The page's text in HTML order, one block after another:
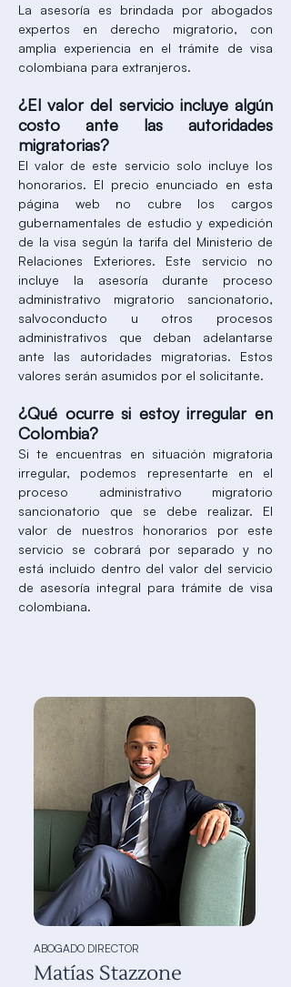
La asesoría es brindada por abogados
expertos en derecho migratorio, con
amplia experiencia en el trámite de visa
colombiana para extranjeros.
¿El valor del servicio incluye algún
costo ante las autoridades
migratorias?
El valor de este servicio solo incluye los
honorarios. El precio enunciado en esta
página web no cubre los cargos
gubernamentales de estudio y expedición
de la visa según la tarifa del Ministerio de
Relaciones Exteriores. Este servicio no
incluye la asesoría durante proceso
administrativo migratorio sancionatorio,
salvoconducto u otros procesos
administrativos que deban adelantarse
ante las autoridades migratorias. Estos
valores serán asumidos por el solicitante.
¿Qué ocurre si estoy irregular en
Colombia?
Si te encuentras en situación migratoria
irregular, podemos representarte en el
proceso administrativo migratorio
sancionatorio que se debe realizar. El
valor de nuestros honorarios por este
servicio se cobrará por separado y no
está incluido dentro del valor del servicio
de asesoría integral para trámite de visa
colombiana.
ABOGADO DIRECTOR
Matías Stazzone